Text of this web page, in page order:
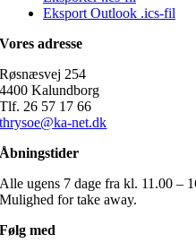
Eksport Outlook .ics-fil
Vores adresse
Røsnæsvej 254
4400 Kalundborg
Tlf. 26 57 17 66
thrysoe@ka-net.dk
Åbningstider
Alle ugens 7 dage fra kl. 11.00 –
Mulighed for take away.
Følg med